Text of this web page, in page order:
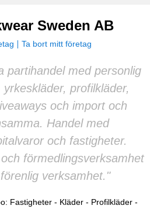
Sweden AB
Ta bort mitt företag
partihandel med personlig
profilkläder,
och import och
Handel med
och fastigheter.
förmedlingsverksamhet
verksamhet."
Fastigheter - Kläder - Profilkläder -